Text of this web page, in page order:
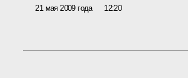
21 мая 2009 года 12:20